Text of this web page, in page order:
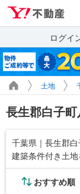
ログイ
土地
長生郡白子
千葉県｜長生郡
建築条件付き土
おすすめ順